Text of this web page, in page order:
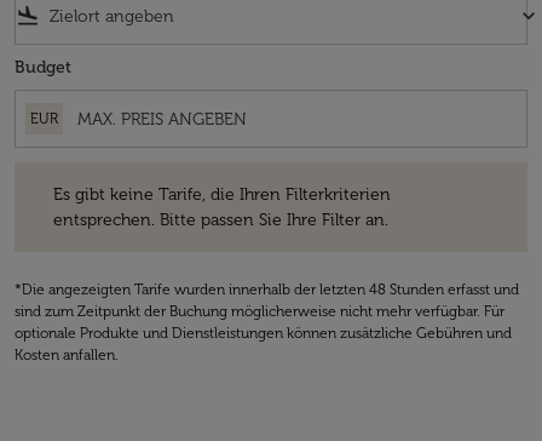
flight_land keyboard_arrow_down
Budget
EUR
Es gibt keine Tarife, die Ihren Filterkriterien
entsprechen. Bitte passen Sie Ihre Filter an.
*Die angezeigten Tarife wurden innerhalb der letzten 48 Stunden erfasst und
sind zum Zeitpunkt der Buchung möglicherweise nicht mehr verfügbar. Für
optionale Produkte und Dienstleistungen können zusätzliche Gebühren und
Kosten anfallen.